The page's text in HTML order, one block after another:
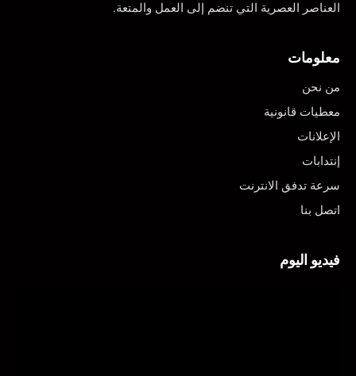
العناصر العصرية التي تنضم إلى العمل والمتعة.
معلومات
من نحن
معطيات قانونية
الإعلانات
إنتدابات
سرعة تدفق الانترنت
اتصل بنا
فيديو اليوم